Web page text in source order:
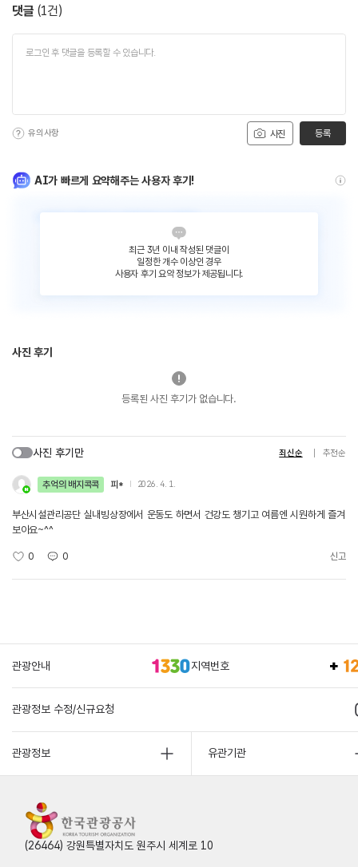
댓글 (1건)
사진
유의사항 등록
AI가 빠르게 요약해주는 사용자 후기!
최근 3년 이내 작성된 댓글이
일정한 개수 이상인 경우
사용자 후기 요약 정보가 제공됩니다.
사진 후기
등록된 사진 후기가 없습니다.
사진 후기만 최신순 추천순
추억의 배지콕콕 피* 2026. 4. 1.
부산시설관리공단 실내빙상장에서 운동도 하면서 건강도 챙기고 여름엔 시원하게 즐겨
보아요~^^
0 0 신고
관광안내 지역번호
관광정보 수정/신규요청
관광정보 유관기관
(26464) 강원특별자치도 원주시 세계로 10